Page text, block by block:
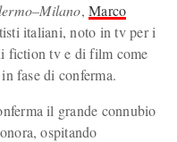
,Marco
italiani, noto in tv per i
fiction tv e di film come
fase di conferma.
il grande connubio
ospitando